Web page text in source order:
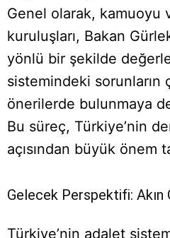
Genel olarak, kamuoyu
kuruluşları, Bakan
yönlü bir şekilde
sistemindeki sorunların
önerilerde bulunmaya
Bu süreç, Türkiye’nin
açısından büyük önem
Gelecek Perspektifi: Akın
Türkiye’nin adalet